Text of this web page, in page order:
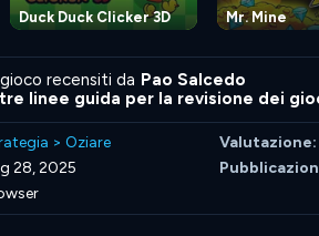
Duck Duck Clicker 3D Mr. Mine
recensiti da Pao Salcedo
linee guida per la revisione dei
> Oziare Valutazione:
28, 2025